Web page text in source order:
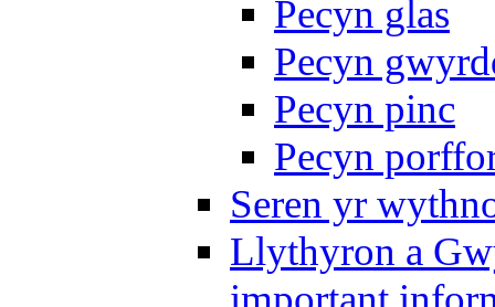
Pecyn glas
Pecyn
Pecyn pinc
Pecyn
Seren yr
Llythyron a